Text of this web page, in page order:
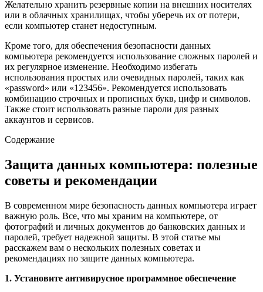
Желательно хранить резервные копии на внешних носителях
или в облачных хранилищах, чтобы уберечь их от потери,
если компьютер станет недоступным.
Кроме того, для обеспечения безопасности данных
компьютера рекомендуется использование сложных паролей и
их регулярное изменение. Необходимо избегать
использования простых или очевидных паролей, таких как
«password» или «123456». Рекомендуется использовать
комбинацию строчных и прописных букв, цифр и символов.
Также стоит использовать разные пароли для разных
аккаунтов и сервисов.
Содержание
Защита данных компьютера: полезные
советы и рекомендации
В современном мире безопасность данных компьютера играет
важную роль. Все, что мы храним на компьютере, от
фотографий и личных документов до банковских данных и
паролей, требует надежной защиты. В этой статье мы
расскажем вам о нескольких полезных советах и
рекомендациях по защите данных компьютера.
1. Установите антивирусное программное обеспечение